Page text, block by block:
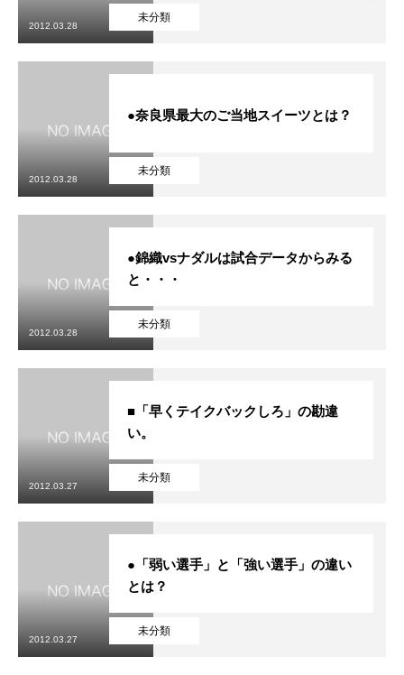
未分類
2012.03.28
未分類
●奈良県最大のご当地スイーツとは？
2012.03.28
未分類
●錦織vsナダルは試合データからみる
と・・・
2012.03.28
未分類
■「早くテイクバックしろ」の勘違
い。
2012.03.27
未分類
●「弱い選手」と「強い選手」の違い
とは？
2012.03.27